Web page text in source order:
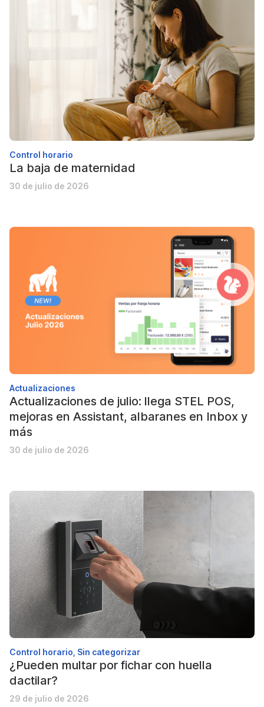
Control horario
La baja de maternidad
30 de julio de 2026
Actualizaciones
Actualizaciones de julio: llega STEL POS,
mejoras en Assistant, albaranes en Inbox y
más
30 de julio de 2026
Control horario Sin categorizar
¿Pueden multar por fichar con huella
dactilar?
29 de julio de 2026